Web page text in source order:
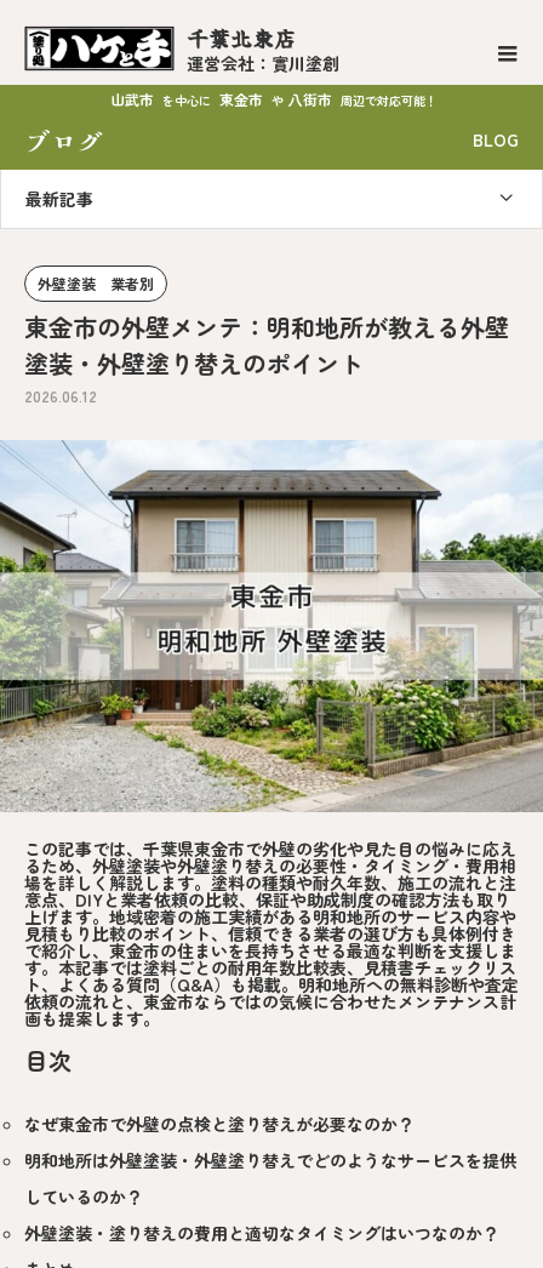
千葉北東店
運営会社：實川塗創
山武市 を中心に 東金市 や 八街市 周辺で対応可能！
ブログ BLOG
最新記事
外壁塗装 業者別
東金市の外壁メンテ：明和地所が教える外壁
塗装・外壁塗り替えのポイント
2026.06.12
この記事では、千葉県東金市で外壁の劣化や見た目の悩みに応え
るため、外壁塗装や外壁塗り替えの必要性・タイミング・費用相
場を詳しく解説します。塗料の種類や耐久年数、施工の流れと注
意点、DIYと業者依頼の比較、保証や助成制度の確認方法も取り
上げます。地域密着の施工実績がある明和地所のサービス内容や
見積もり比較のポイント、信頼できる業者の選び方も具体例付き
で紹介し、東金市の住まいを長持ちさせる最適な判断を支援しま
す。本記事では塗料ごとの耐用年数比較表、見積書チェックリス
ト、よくある質問（Q&A）も掲載。明和地所への無料診断や査定
依頼の流れと、東金市ならではの気候に合わせたメンテナンス計
画も提案します。
目次
なぜ東金市で外壁の点検と塗り替えが必要なのか？
明和地所は外壁塗装・外壁塗り替えでどのようなサービスを提供
しているのか？
外壁塗装・塗り替えの費用と適切なタイミングはいつなのか？